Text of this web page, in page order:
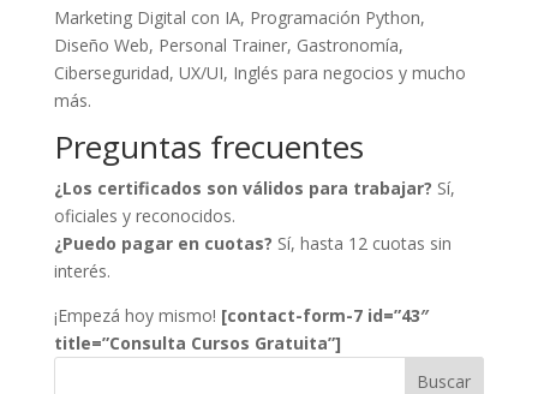
Marketing Digital con IA, Programación Python,
Diseño Web, Personal Trainer, Gastronomía,
Ciberseguridad, UX/UI, Inglés para negocios y mucho
más.
Preguntas frecuentes
¿Los certificados son válidos para trabajar? Sí,
oficiales y reconocidos.
¿Puedo pagar en cuotas? Sí, hasta 12 cuotas sin
interés.
¡Empezá hoy mismo! [contact-form-7 id=”43″
title=”Consulta Cursos Gratuita”]
Buscar